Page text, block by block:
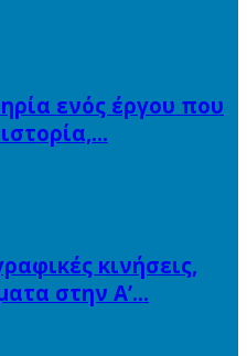
ενός έργου που
κινήσεις,
στην Α’…